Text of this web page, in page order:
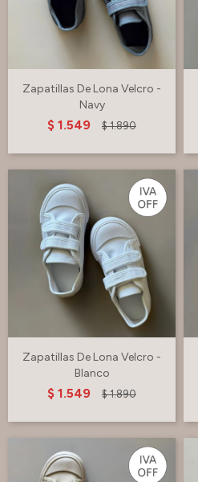
Zapatillas De Lona Velcro -
Navy
$ 1.549 $ 1.890
Zapatillas De Lona Velcro -
Blanco
$ 1.549 $ 1.890